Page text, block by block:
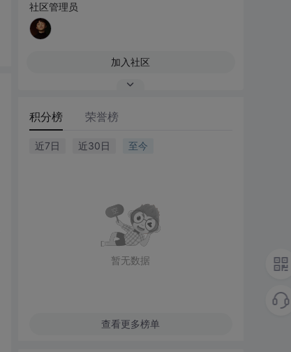
社区管理员
加入社区
积分榜 荣誉榜
近7日 近30日 至今
暂无数据
查看更多榜单